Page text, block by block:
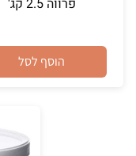
הוסף לסל